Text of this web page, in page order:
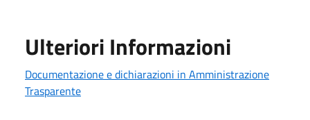
Ulteriori Informazioni
Documentazione e dichiarazioni in Amministrazione
Trasparente